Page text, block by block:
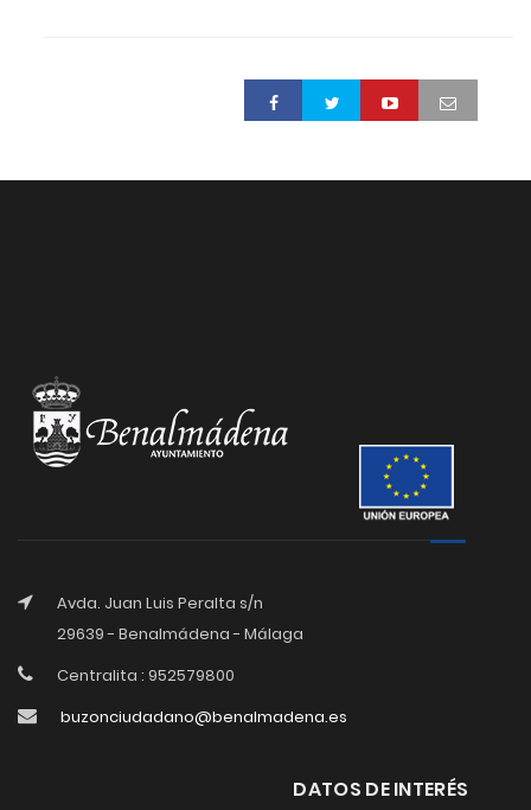
Avda. Juan Luis Peralta s/n
29639 - Benalmádena - Málaga
Centralita : 952579800
buzonciudadano@benalmadena.es
DATOS DE INTERÉS